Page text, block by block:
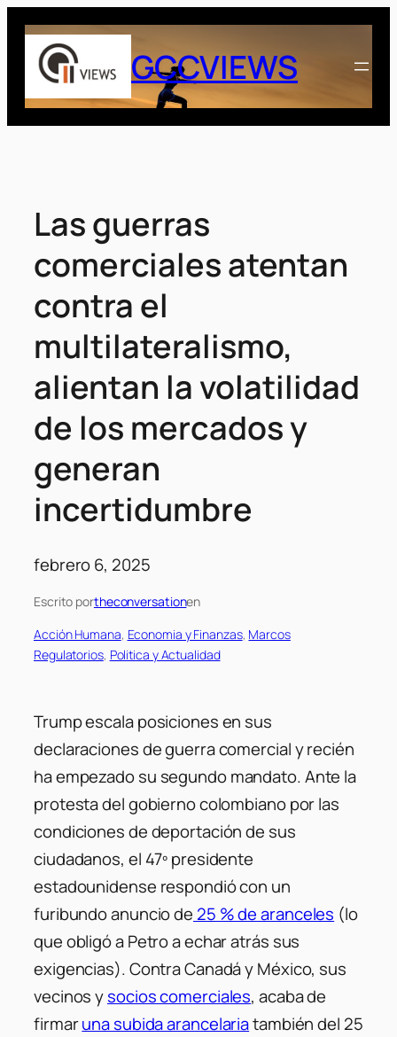
Saltar
contenido
GCCVIEWS
Las guerras
comerciales atentan
contra el
multilateralismo,
alientan la volatilidad
de los mercados y
generan
incertidumbre
febrero 6, 2025
Escrito portheconversationen
Acción Humana, Economia y Finanzas, Marcos
Regulatorios, Politica y Actualidad
Trump escala posiciones en sus
declaraciones de guerra comercial y recién
ha empezado su segundo mandato. Ante la
protesta del gobierno colombiano por las
condiciones de deportación de sus
ciudadanos, el 47º presidente
estadounidense respondió con un
furibundo anuncio de 25 % de aranceles (lo
que obligó a Petro a echar atrás sus
exigencias). Contra Canadá y México, sus
vecinos ysocios comerciales, acaba de
firmaruna subida arancelariatambién del 25